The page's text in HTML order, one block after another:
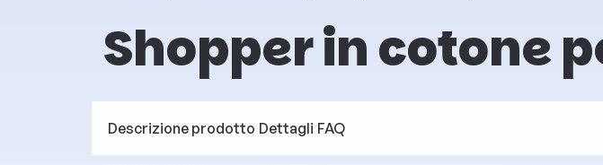
Shopper in cotone
Descrizione prodotto Dettagli FAQ